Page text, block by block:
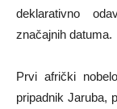
deklarativno
značajnih datuma.
Prvi afrički
pripadnik Jaruba,